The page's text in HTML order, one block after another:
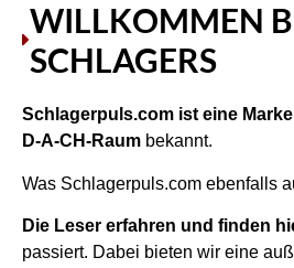
WILLKOMMEN
SCHLAGERS
Schlagerpuls.com ist eine
D-A-CH-Raum bekannt.
Was Schlagerpuls.com ebenfalls
Die Leser erfahren und finden
passiert. Dabei bieten wir eine